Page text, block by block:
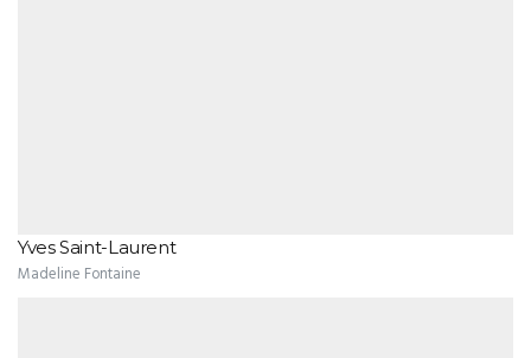
Yves Saint-Laurent
Madeline Fontaine